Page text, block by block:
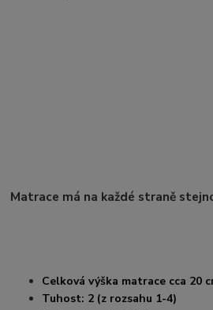
Matrace má na každé straně
Celková výška matrace cca 20
Tuhost: 2 (z rozsahu 1-4)